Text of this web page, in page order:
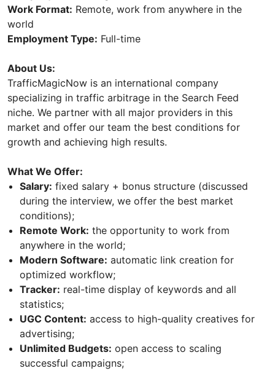
Work Format: Remote, work from anywhere in the
world
Employment Type: Full-time
About Us:
TrafficMagicNow is an international company
specializing in traffic arbitrage in the Search Feed
niche. We partner with all major providers in this
market and offer our team the best conditions for
growth and achieving high results.
What We Offer:
Salary: fixed salary + bonus structure (discussed
during the interview, we offer the best market
conditions);
Remote Work: the opportunity to work from
anywhere in the world;
Modern Software: automatic link creation for
optimized workflow;
Tracker: real-time display of keywords and all
statistics;
UGC Content: access to high-quality creatives for
advertising;
Unlimited Budgets: open access to scaling
successful campaigns;